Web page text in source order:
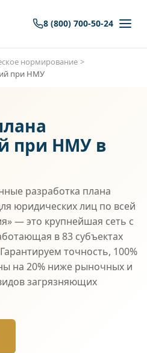
8 (800) 700-50-24
нормирование
при НМУ
при НМУ в
разработка плана
юридических лиц по всей
— это крупнейшая сеть с
в 83 субъектах
точность, 100%
на 20% ниже рыночных и
загрязняющих